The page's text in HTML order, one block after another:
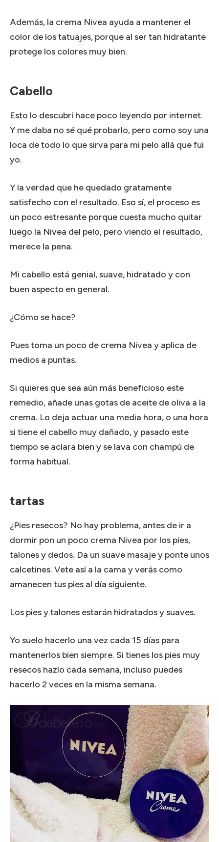
Además, la crema Nivea ayuda a mantener el
color de los tatuajes, porque al ser tan hidratante
protege los colores muy bien.
Cabello
Esto lo descubrí hace poco leyendo por internet.
Y me daba no sé qué probarlo, pero como soy una
loca de todo lo que sirva para mi pelo allá que fui
yo.
Y la verdad que he quedado gratamente
satisfecho con el resultado. Eso sí, el proceso es
un poco estresante porque cuesta mucho quitar
luego la Nivea del pelo, pero viendo el resultado,
merece la pena.
Mi cabello está genial, suave, hidratado y con
buen aspecto en general.
¿Cómo se hace?
Pues toma un poco de crema Nivea y aplica de
medios a puntas.
Si quieres que sea aún más beneficioso este
remedio, añade unas gotas de aceite de oliva a la
crema. Lo deja actuar una media hora, o una hora
si tiene el cabello muy dañado, y pasado este
tiempo se aclara bien y se lava con champú de
forma habitual.
tartas
¿Pies resecos? No hay problema, antes de ir a
dormir pon un poco crema Nivea por los pies,
talones y dedos. Da un suave masaje y ponte unos
calcetines. Vete así a la cama y verás como
amanecen tus pies al día siguiente.
Los pies y talones estarán hidratados y suaves.
Yo suelo hacerlo una vez cada 15 días para
mantenerlos bien siempre. Si tienes los pies muy
resecos hazlo cada semana, incluso puedes
hacerlo 2 veces en la misma semana.